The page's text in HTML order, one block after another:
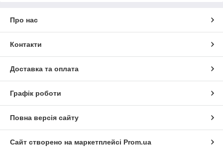
Про нас
Контакти
Доставка та оплата
Графік роботи
Повна версія сайту
Сайт створено на маркетплейсі Prom.ua